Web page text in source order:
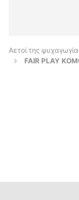
Αετοί της
FAIR PLAY